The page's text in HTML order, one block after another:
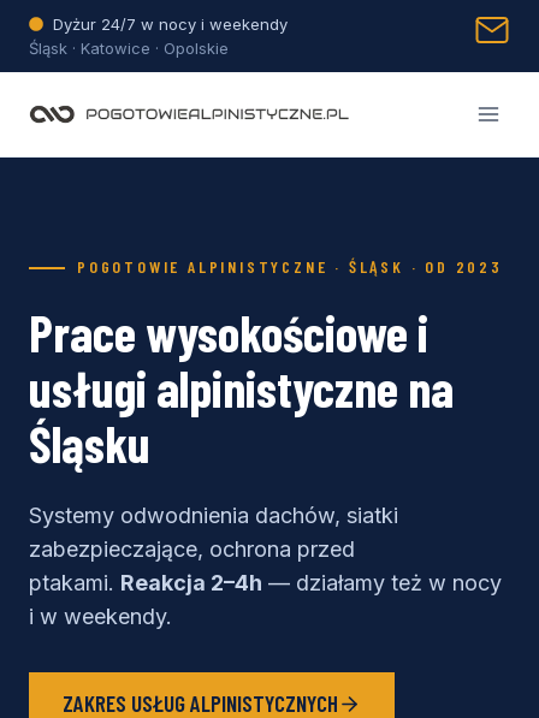
Przejdź
treści
Dyżur 24/7 w nocy i weekendy
Śląsk · Katowice · Opolskie
POGOTOWIE ALPINISTYCZNE · ŚLĄSK · OD 2023
Prace wysokościowe i
usługi alpinistyczne na
Śląsku
Systemy odwodnienia dachów, siatki
zabezpieczające, ochrona przed
ptakami. Reakcja 2–4h — działamy też w nocy
i w weekendy.
ZAKRES USŁUG ALPINISTYCZNYCH